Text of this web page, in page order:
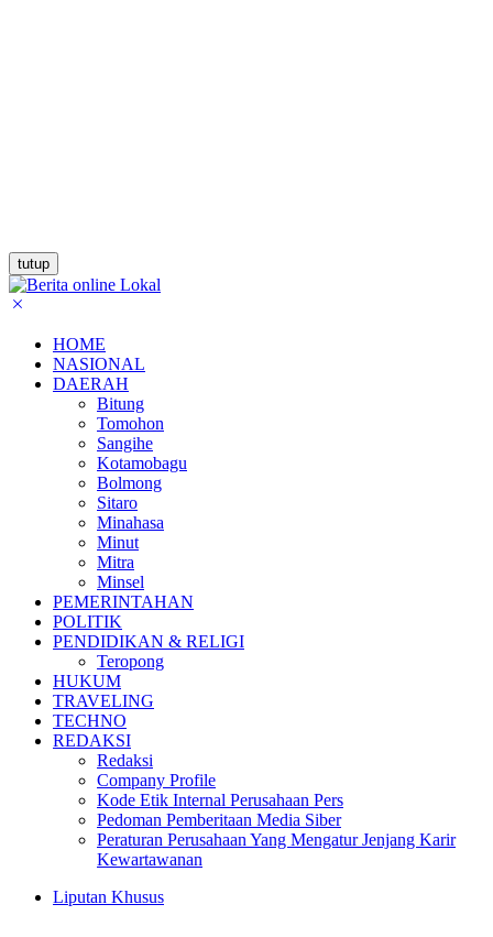
tutup
HOME
NASIONAL
DAERAH
Bitung
Tomohon
Sangihe
Kotamobagu
Bolmong
Sitaro
Minahasa
Minut
Mitra
Minsel
PEMERINTAHAN
POLITIK
PENDIDIKAN & RELIGI
Teropong
HUKUM
TRAVELING
TECHNO
REDAKSI
Redaksi
Company Profile
Kode Etik Internal Perusahaan Pers
Pedoman Pemberitaan Media Siber
Peraturan Perusahaan Yang Mengatur Jenjang Karir
Kewartawanan
Liputan Khusus